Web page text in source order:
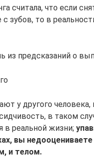
считала, что если
зубов, то в
из предсказаний о
у другого
в таком
в реальной жизни;
вы
и телом.